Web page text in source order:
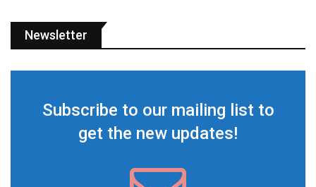
Newsletter
Subscribe to our mailing list to
get the new updates!